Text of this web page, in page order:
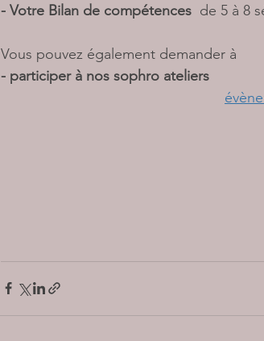
- Votre Bilan de compétences de 5 à 8
Vous pouvez également demander à
- participer à nos sophro ateliers